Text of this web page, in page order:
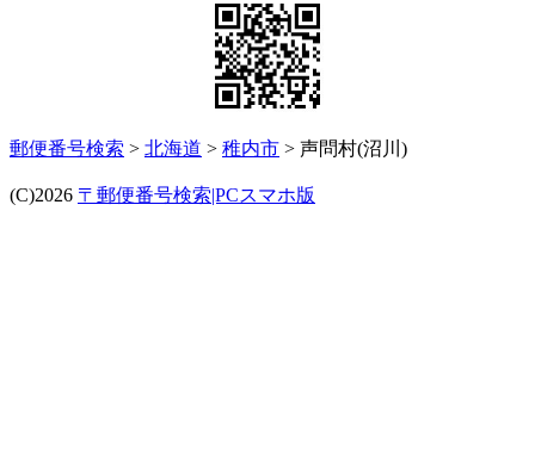
郵便番号検索 > 北海道 > 稚内市 > 声問村(沼川)
(C)2026 〒郵便番号検索|PCスマホ版